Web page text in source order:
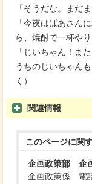
「そうだな。まだ
「今夜はばあさん
ら、焼酎で一杯や
「じいちゃん！ま
うちのじいちゃん
く）
関連情報
このページに関
企画政策部 企
企画政策係 電